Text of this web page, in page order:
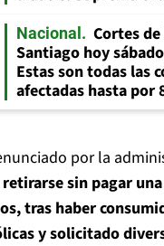
Nacional
Cortes
Santiago hoy
Estas son todas las
afectadas hasta por
por la
sin pagar
tras haber
y solicitado